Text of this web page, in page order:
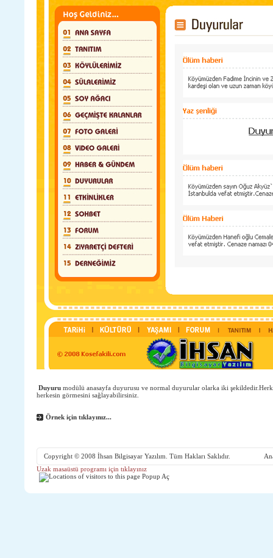
Duyuru modülü anasayfa duyurusu ve normal duyurular olarka iki
herkesin görmesini sağlayabilirsiniz.
Örnek için tıklayınız...
Copyright © 2008 İhsan Bilgisayar Yazılım. Tüm Hakları Saklıdır.
Uzak masaüstü programı için tıklayınız
Popup Aç